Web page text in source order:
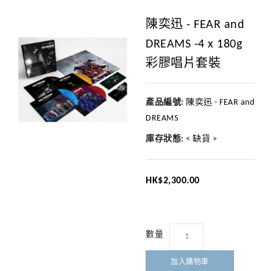
陳奕迅 - FEAR and
DREAMS -4 x 180g
彩膠唱片套裝
產品編號: 陳奕迅 - FEAR and
DREAMS
庫存狀態: < 缺貨 >
HK$2,300.00
數量
加入購物車